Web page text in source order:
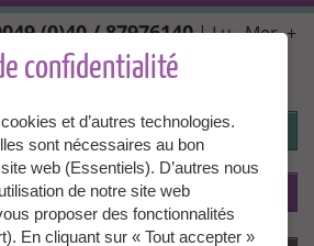
(0)40 / 87976140| Lu., Mer. +
Ma. + Jeu. 14:00 - 18:00 |
aupair.com
Connexion
confidentialité
et d’autres technologies.
sont nécessaires au bon
web (Essentiels). D’autres nous
de notre site web
proposer des fonctionnalités
En cliquant sur « Tout accepter »